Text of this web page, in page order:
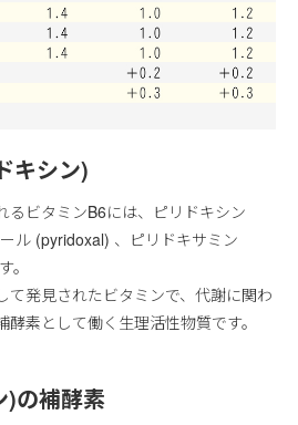
キシン)
るビタミンB6には、ピリドキシン
ル (pyridoxal) 、ピリドキサミン
。
て発見されたビタミンで、代謝に関わ
素として働く生理活性物質です。
)の補酵素